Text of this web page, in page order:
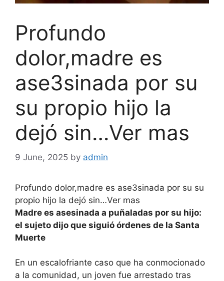
Profundo
dolor,madre es
ase3sinada por su
su propio hijo la
dejó sin…Ver mas
9 June, 2025 by admin
Profundo dolor,madre es ase3sinada por su su
propio hijo la dejó sin…Ver mas
Madre es asesinada a puñaladas por su hijo:
el sujeto dijo que siguió órdenes de la Santa
Muerte
En un escalofriante caso que ha conmocionado
a la comunidad, un joven fue arrestado tras